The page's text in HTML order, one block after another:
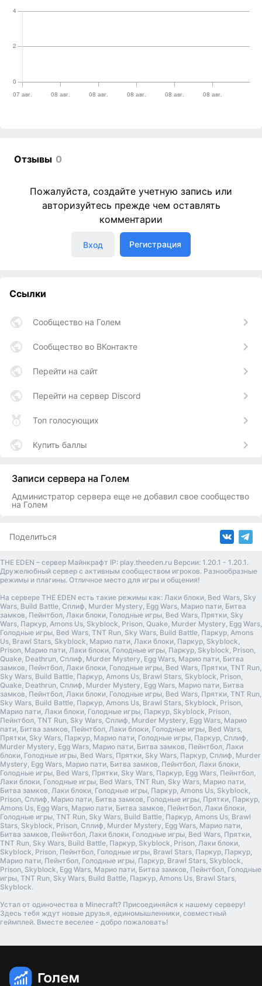
Отзывы 0
Пожалуйста, создайте учетную запись или
авторизуйтесь прежде чем оставлять
комментарии
Вход Регистрация
Ссылки
Сообщество на Голем
Сообщество во ВКонтакте
Перейти на сайт
Перейти на сервер Discord
Топ голосующих
Купить баллы
Записи сервера на Голем
Администратор сервера еще не добавил свое сообщество
на Голем
Поделиться
THE EDEN – сервер Майнкрафт IP: play.theeden.ru Версии: 1.20.1 - 1.20.1.
Дружелюбный сервер с активным сообществом игроков. Разнообразные
режимы и плагины. Отличное место для игры и общения!
На сервере THE EDEN есть такие режимы как: Лаки блоки, Bed Wars, Sky
Wars, Build Battle, Сплиф, Murder Mystery, Egg Wars, Марио пати, Битва
замков, Пейнтбол, Лаки блоки, Голодные игры, Bed Wars, Прятки, Sky
Wars, Паркур, Amons Us, Skyblock, Prison, Quake, Murder Mystery, Egg Wars,
Голодные игры, Bed Wars, TNT Run, Sky Wars, Build Battle, Паркур, Amons
Us, Brawl Stars, Skyblock, Марио пати, Лаки блоки, Паркур, Skyblock,
Prison, Марио пати, Лаки блоки, Голодные игры, Паркур, Skyblock, Prison,
Quake, Deathrun, Сплиф, Murder Mystery, Egg Wars, Марио пати, Битва
замков, Пейнтбол, Лаки блоки, Голодные игры, Bed Wars, Прятки, TNT Run,
Sky Wars, Build Battle, Паркур, Amons Us, Brawl Stars, Skyblock, Prison,
Quake, Deathrun, Сплиф, Murder Mystery, Egg Wars, Марио пати, Битва
замков, Пейнтбол, Лаки блоки, Голодные игры, Bed Wars, Прятки, TNT Run,
Sky Wars, Build Battle, Паркур, Amons Us, Brawl Stars, Skyblock, Prison,
Марио пати, Лаки блоки, Голодные игры, Паркур, Skyblock, Prison,
Пейнтбол, TNT Run, Sky Wars, Сплиф, Murder Mystery, Egg Wars, Марио
пати, Битва замков, Пейнтбол, Лаки блоки, Голодные игры, Bed Wars,
Прятки, Sky Wars, Паркур, Марио пати, Голодные игры, Паркур, Сплиф,
Murder Mystery, Egg Wars, Марио пати, Битва замков, Пейнтбол, Лаки
блоки, Голодные игры, Bed Wars, Прятки, Sky Wars, Паркур, Сплиф, Murder
Mystery, Egg Wars, Марио пати, Битва замков, Пейнтбол, Лаки блоки,
Голодные игры, Bed Wars, Прятки, Sky Wars, Паркур, Egg Wars, Пейнтбол,
Лаки блоки, Голодные игры, Bed Wars, TNT Run, Sky Wars, Марио пати,
Битва замков, Лаки блоки, Голодные игры, Паркур, Amons Us, Skyblock,
Prison, Сплиф, Марио пати, Битва замков, Голодные игры, Прятки, Паркур,
Amons Us, Egg Wars, Марио пати, Битва замков, Пейнтбол, Лаки блоки,
Голодные игры, TNT Run, Sky Wars, Build Battle, Паркур, Amons Us, Brawl
Stars, Skyblock, Prison, Сплиф, Murder Mystery, Egg Wars, Марио пати,
Битва замков, Пейнтбол, Лаки блоки, Голодные игры, Bed Wars, Прятки,
TNT Run, Sky Wars, Build Battle, Паркур, Skyblock, Prison, Лаки блоки,
Skyblock, Prison, Пейнтбол, Голодные игры, Brawl Stars, Паркур, Паркур,
Марио пати, Пейнтбол, Голодные игры, Паркур, Brawl Stars, Skyblock,
Prison, Skyblock, Egg Wars, Марио пати, Битва замков, Пейнтбол, Голодные
игры, TNT Run, Sky Wars, Build Battle, Паркур, Amons Us, Brawl Stars,
Skyblock.
Устал от одиночества в Minecraft? Присоединяйся к нашему серверу!
Здесь тебя ждут новые друзья, единомышленники, совместный
геймплей. Вместе веселее - добро пожаловать!